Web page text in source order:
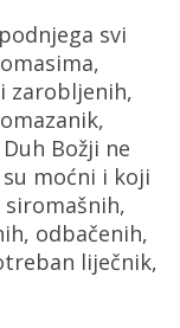
svi
zarobljenih,
Božji ne
moćni i koji
odbačenih,
liječnik,